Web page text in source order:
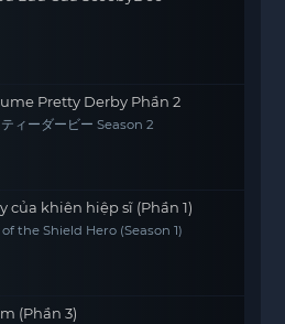
Pretty Derby Phần 2
ィーダービー Season 2
của khiên hiệp sĩ (Phần 1)
the Shield Hero (Season 1)
(Phần 3)